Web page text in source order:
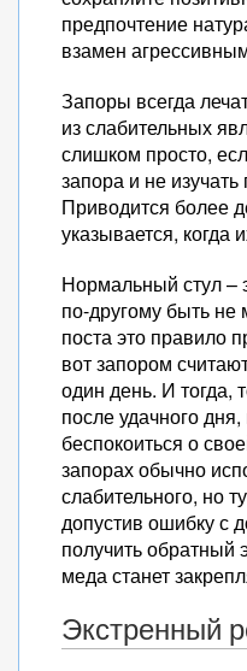
предпочтение
взамен
Запоры всегда
из слабительных
слишком просто,
запора и не
Приводится более
указывается, когда
Нормальный стул –
по-другому быть
поста это правило
вот запором
один день. И тогда,
после удачного
беспокоиться о
запорах обычно
слабительного, но
допустив ошибку с
получить обратный
меда станет
Экстренный